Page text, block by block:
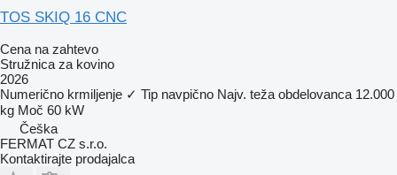
TOS SKIQ 16 CNC
Cena na zahtevo
Stružnica za kovino
2026
Numerično krmiljenje ✓ Tip navpično Najv. teža obdelovanca 12.000
kg Moč 60 kW
Češka
FERMAT CZ s.r.o.
Kontaktirajte prodajalca